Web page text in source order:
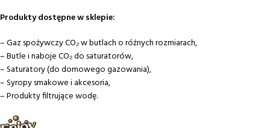
Produkty dostępne w sklepie:
– Gaz spożywczy CO₂ w butlach o różnych rozmiarach,
– Butle i naboje CO₂ do saturatorów,
– Saturatory (do domowego gazowania),
– Syropy smakowe i akcesoria,
– Produkty filtrujące wodę.